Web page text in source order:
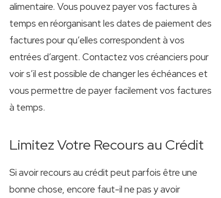
alimentaire. Vous pouvez payer vos factures à
temps en réorganisant les dates de paiement des
factures pour qu’elles correspondent à vos
entrées d’argent. Contactez vos créanciers pour
voir s’il est possible de changer les échéances et
vous permettre de payer facilement vos factures
à temps.
Limitez Votre Recours au Crédit
Si avoir recours au crédit peut parfois être une
bonne chose, encore faut-il ne pas y avoir